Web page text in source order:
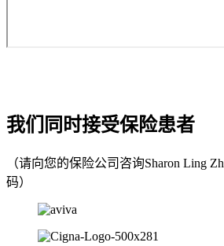
我们同时接受保险患者
（请向您的保险公司咨询Sharon Ling
码）